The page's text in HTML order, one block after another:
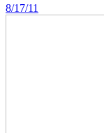
8/17/11